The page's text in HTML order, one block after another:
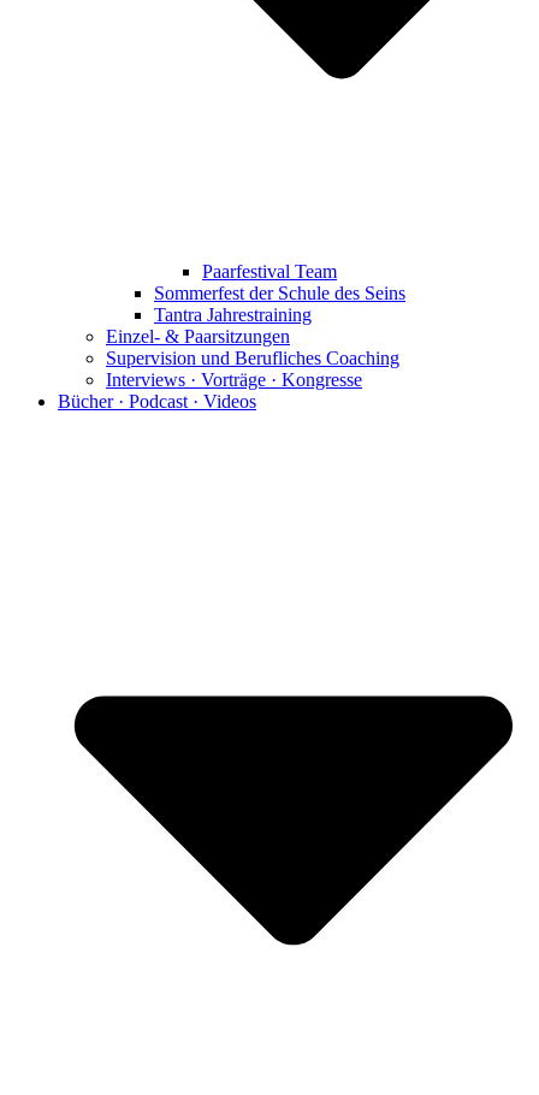
Paarfestival Team
Sommerfest der Schule des Seins
Tantra Jahrestraining
Einzel- & Paarsitzungen
Supervision und Berufliches Coaching
Interviews · Vorträge · Kongresse
Bücher · Podcast · Videos